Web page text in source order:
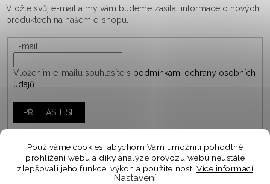
Používáme cookies, abychom Vám umožnili pohodlné
prohlížení webu a díky analýze provozu webu neustále
zlepšovali jeho funkce, výkon a použitelnost. Více informací
Nastavení
Vložte svůj e-mail a my vám budeme zasílat informace o nových
produktech na našem e-shopu.
E-mail
Vložením e-mailu souhlasíte s podmínkami ochrany osobních
údajů
PŘIHLÁSIT SE
Vytvořil Shoptet